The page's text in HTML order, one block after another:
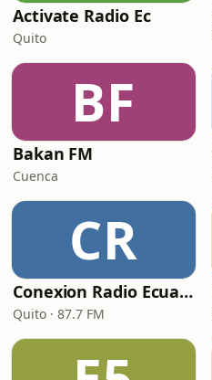
Activate Radio Ec
Quito
BF
Bakan FM
Cuenca
CR
Conexion Radio Ecuador
Quito · 87.7 FM